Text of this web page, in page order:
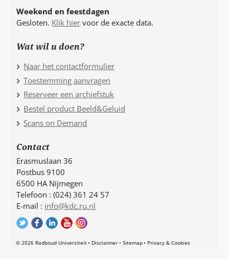
Weekend en feestdagen
Gesloten. Klik hier voor de exacte data.
Wat wil u doen?
Naar het contactformulier
Toestemming aanvragen
Reserveer een archiefstuk
Bestel product Beeld&Geluid
Scans on Demand
Contact
Erasmuslaan 36
Postbus 9100
6500 HA Nijmegen
Telefoon : (024) 361 24 57
E-mail : info@kdc.ru.nl
© 2026 Radboud Universiteit Disclaimer Sitemap Privacy & Cookies